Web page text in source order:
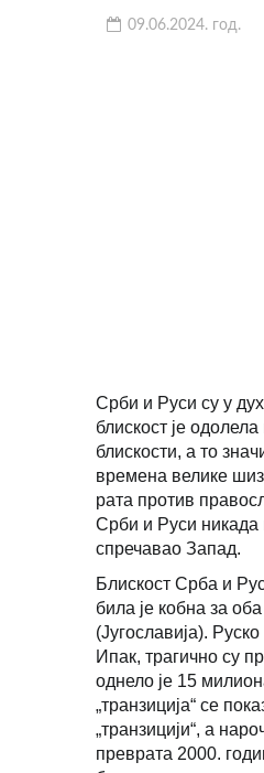
09.06.2024. год.
Срби и Руси су у
блискост је
блискости, а то
времена велике
рата против
Срби и Руси никада
спречавао Запад.
Блискост Срба и
била је кобна за
(Југославија).
Ипак, трагично су
однело је 15
„транзиција“ се
„транзицији“, а
преврата 2000.